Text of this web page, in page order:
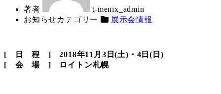
著者
t-menix_admin
お知らせカテゴリー
展示会情報
[ 日 程 ] 2018年11月3日(土)・4日(日)
[ 会 場 ] ロイトン札幌